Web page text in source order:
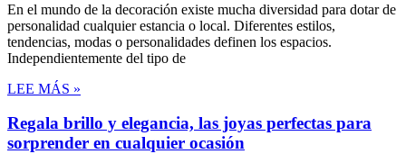
En el mundo de la decoración existe mucha diversidad para dotar de
personalidad cualquier estancia o local. Diferentes estilos,
tendencias, modas o personalidades definen los espacios.
Independientemente del tipo de
LEE MÁS »
Regala brillo y elegancia, las joyas perfectas para
sorprender en cualquier ocasión